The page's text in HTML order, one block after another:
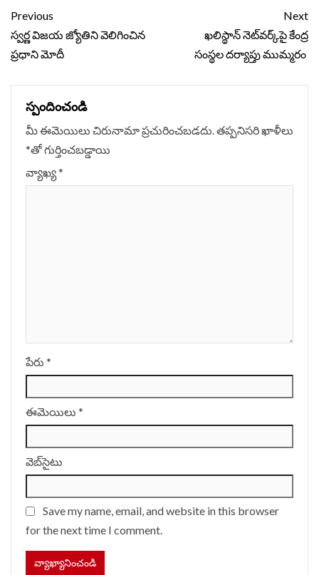
Continue
Reading
Previous
స్వర్ణ విజయ జ్యోతిని వెలిగించిన
ప్రధాని మోదీ
Next
ఖలిస్థాన్ నెట్‌వర్క్‌పై కేంద్ర
సంస్థల దర్యాప్తు ముమ్మరం
స్పందించండి
మీ ఈమెయిలు చిరునామా ప్రచురించబడదు.తప్పనిసరి ఖాళీలు
*‌తో గుర్తించబడ్డాయి
వ్యాఖ్య*
పేరు *
ఈమెయిలు *
వెబ్‌సైటు
Save my name, email, and website in this browser
for the next time I comment.